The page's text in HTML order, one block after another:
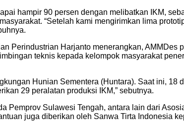
hampir 90 persen dengan melibatkan IKM,
“Setelah kami mengirimkan lima
Perindustrian Harjanto menerangkan, AMMDes
teknis kepada kelompok masyarakat
Hunian Sementera (Huntara). Saat ini, 18
29 peralatan produksi IKM,” sebutnya.
Sulawesi Tengah, antara lain dari
juga diberikan oleh Sanwa Tirta Indonesia